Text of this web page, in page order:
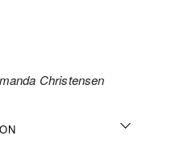
Christensen